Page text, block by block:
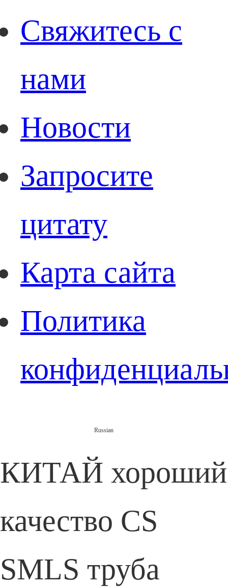
Свяжитесь с
нами
Новости
Запросите
цитату
Карта сайта
Политика
Russian
КИТАЙ хороший
качество CS
SMLS труба